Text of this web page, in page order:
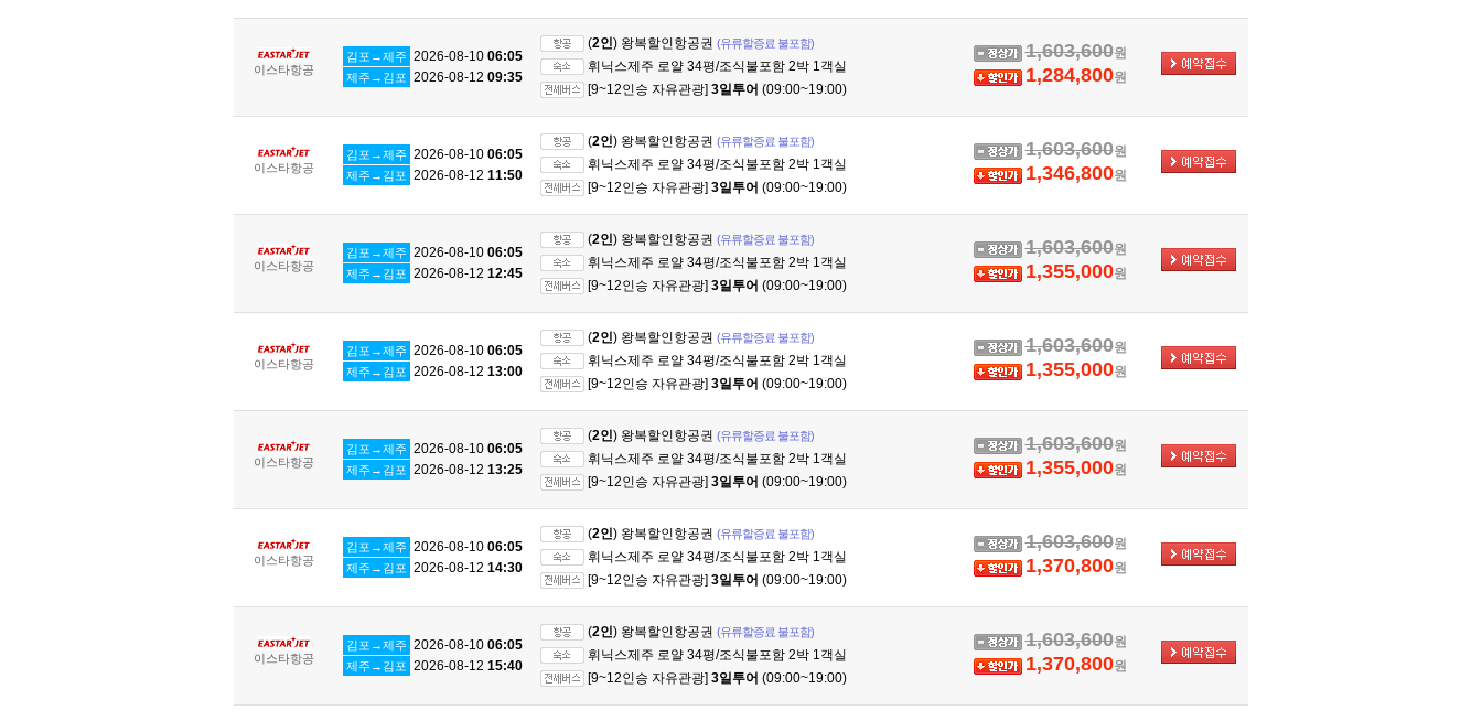
이스타항공
김포→제주 2026-08-10 06:05
제주→김포 2026-08-12 09:35
(2인) 왕복할인항공권 (유류할증료 불포함)
휘닉스제주 로얄 34평/조식불포함 2박 1객실
[9~12인승 자유관광] 3일투어 (09:00~19:00)
1,603,600원
1,284,800원
이스타항공
김포→제주 2026-08-10 06:05
제주→김포 2026-08-12 11:50
(2인) 왕복할인항공권 (유류할증료 불포함)
휘닉스제주 로얄 34평/조식불포함 2박 1객실
[9~12인승 자유관광] 3일투어 (09:00~19:00)
1,603,600원
1,346,800원
이스타항공
김포→제주 2026-08-10 06:05
제주→김포 2026-08-12 12:45
(2인) 왕복할인항공권 (유류할증료 불포함)
휘닉스제주 로얄 34평/조식불포함 2박 1객실
[9~12인승 자유관광] 3일투어 (09:00~19:00)
1,603,600원
1,355,000원
이스타항공
김포→제주 2026-08-10 06:05
제주→김포 2026-08-12 13:00
(2인) 왕복할인항공권 (유류할증료 불포함)
휘닉스제주 로얄 34평/조식불포함 2박 1객실
[9~12인승 자유관광] 3일투어 (09:00~19:00)
1,603,600원
1,355,000원
이스타항공
김포→제주 2026-08-10 06:05
제주→김포 2026-08-12 13:25
(2인) 왕복할인항공권 (유류할증료 불포함)
휘닉스제주 로얄 34평/조식불포함 2박 1객실
[9~12인승 자유관광] 3일투어 (09:00~19:00)
1,603,600원
1,355,000원
이스타항공
김포→제주 2026-08-10 06:05
제주→김포 2026-08-12 14:30
(2인) 왕복할인항공권 (유류할증료 불포함)
휘닉스제주 로얄 34평/조식불포함 2박 1객실
[9~12인승 자유관광] 3일투어 (09:00~19:00)
1,603,600원
1,370,800원
이스타항공
김포→제주 2026-08-10 06:05
제주→김포 2026-08-12 15:40
(2인) 왕복할인항공권 (유류할증료 불포함)
휘닉스제주 로얄 34평/조식불포함 2박 1객실
[9~12인승 자유관광] 3일투어 (09:00~19:00)
1,603,600원
1,370,800원